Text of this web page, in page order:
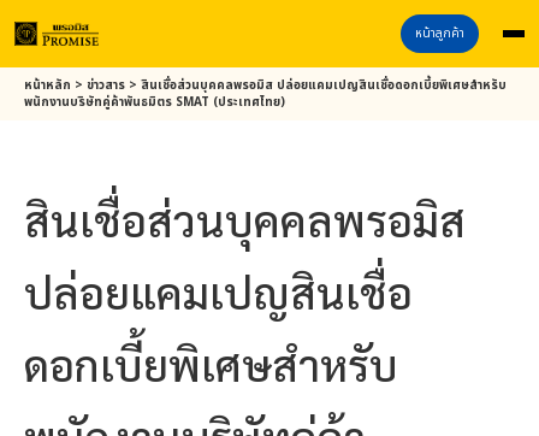
Skip
หน้าลูกค้า
หน้าหลัก > ข่าวสาร > สินเชื่อส่วนบุคคลพรอมิส ปล่อยแคมเปญสินเชื่อดอกเบี้ยพิเศษสำหรับ
พนักงานบริษัทคู่ค้าพันธมิตร SMAT (ประเทศไทย)
สินเชื่อส่วนบุคคลพรอมิส
ปล่อยแคมเปญสินเชื่อ
ดอกเบี้ยพิเศษสำหรับ